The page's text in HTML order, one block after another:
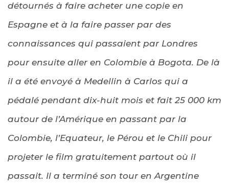
détournés à faire acheter une copie en
Espagne et à la faire passer par des
connaissances qui passaient par Londres
pour ensuite aller en Colombie à Bogota. De là
il a été envoyé à Medellin à Carlos qui a
pédalé pendant dix-huit mois et fait 25 000 km
autour de l’Amérique en passant par la
Colombie, l’Equateur, le Pérou et le Chili pour
projeter le film gratuitement partout où il
passait. Il a terminé son tour en Argentine